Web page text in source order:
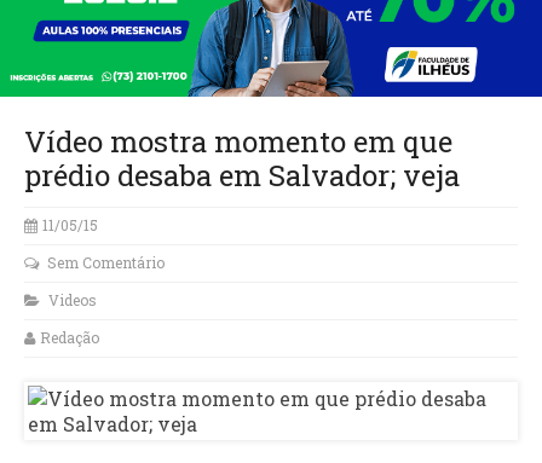
Vídeo mostra momento em que
prédio desaba em Salvador; veja
11/05/15
Sem Comentário
Videos
Redação